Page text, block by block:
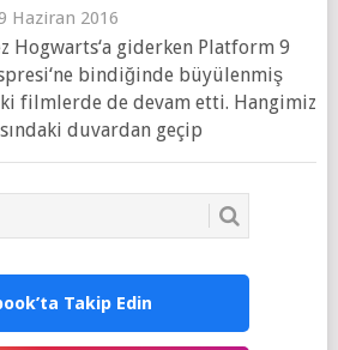
Haziran 2016
Hogwarts‘a giderken Platform 9
bindiğinde büyülenmiş
filmlerde de devam etti. Hangimiz
duvardan geçip
Takip Edin